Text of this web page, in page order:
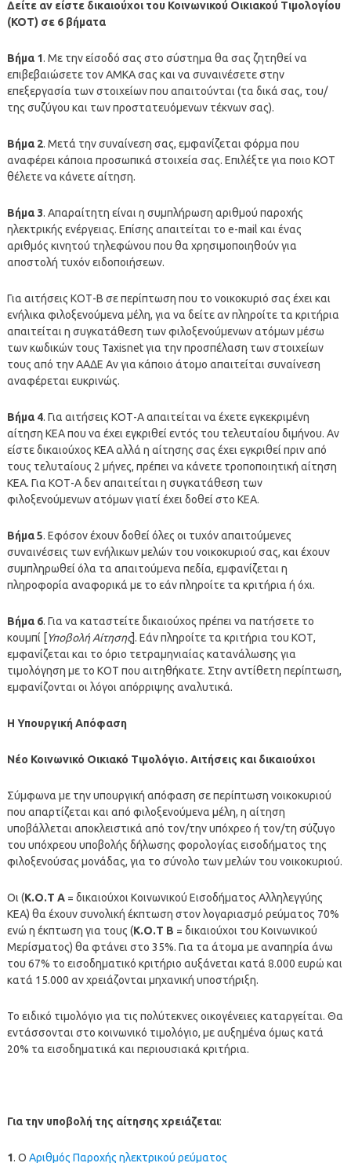
Δείτε αν είστε δικαιούχοι του Κοινωνικού Οικιακού Τιμολογίου
(ΚΟΤ) σε 6 βήματα
Βήμα 1. Με την είσοδό σας στο σύστημα θα σας ζητηθεί να
επιβεβαιώσετε τον ΑΜΚΑ σας και να συναινέσετε στην
επεξεργασία των στοιχείων που απαιτούνται (τα δικά σας, του/
της συζύγου και των προστατευόμενων τέκνων σας).
Βήμα 2. Μετά την συναίνεση σας, εμφανίζεται φόρμα που
αναφέρει κάποια προσωπικά στοιχεία σας. Επιλέξτε για ποιο ΚΟΤ
θέλετε να κάνετε αίτηση.
Βήμα 3. Απαραίτητη είναι η συμπλήρωση αριθμού παροχής
ηλεκτρικής ενέργειας. Επίσης απαιτείται το e-mail και ένας
αριθμός κινητού τηλεφώνου που θα χρησιμοποιηθούν για
αποστολή τυχόν ειδοποιήσεων.
Για αιτήσεις ΚΟΤ-Β σε περίπτωση που το νοικοκυριό σας έχει και
ενήλικα φιλοξενούμενα μέλη, για να δείτε αν πληροίτε τα κριτήρια
απαιτείται η συγκατάθεση των φιλοξενούμενων ατόμων μέσω
των κωδικών τους Taxisnet για την προσπέλαση των στοιχείων
τους από την ΑΑΔΕ Αν για κάποιο άτομο απαιτείται συναίνεση
αναφέρεται ευκρινώς.
Βήμα 4. Για αιτήσεις ΚΟΤ-Α απαιτείται να έχετε εγκεκριμένη
αίτηση ΚΕΑ που να έχει εγκριθεί εντός του τελευταίου διμήνου. Αν
είστε δικαιούχος ΚΕΑ αλλά η αίτησης σας έχει εγκριθεί πριν από
τους τελυταίους 2 μήνες, πρέπει να κάνετε τροποποιητική αίτηση
ΚΕΑ. Για ΚΟΤ-Α δεν απαιτείται η συγκατάθεση των
φιλοξενούμενων ατόμων γιατί έχει δοθεί στο ΚΕΑ.
Βήμα 5. Εφόσον έχουν δοθεί όλες οι τυχόν απαιτούμενες
συναινέσεις των ενήλικων μελών του νοικοκυριού σας, και έχουν
συμπληρωθεί όλα τα απαιτούμενα πεδία, εμφανίζεται η
πληροφορία αναφορικά με το εάν πληροίτε τα κριτήρια ή όχι.
Βήμα 6. Για να καταστείτε δικαιούχος πρέπει να πατήσετε το
κουμπί [Υποβολή Αίτησης]. Εάν πληροίτε τα κριτήρια του ΚΟΤ,
εμφανίζεται και το όριο τετραμηνιαίας κατανάλωσης για
τιμολόγηση με το ΚΟΤ που αιτηθήκατε. Στην αντίθετη περίπτωση,
εμφανίζονται οι λόγοι απόρριψης αναλυτικά.
Η Υπουργική Απόφαση
Νέο Κοινωνικό Οικιακό Τιμολόγιο. Αιτήσεις και δικαιούχοι
Σύμφωνα με την υπουργική απόφαση σε περίπτωση νοικοκυριού
που απαρτίζεται και από φιλοξενούμενα μέλη, η αίτηση
υποβάλλεται αποκλειστικά από τον/την υπόχρεο ή τον/τη σύζυγο
του υπόχρεου υποβολής δήλωσης φορολογίας εισοδήματος της
φιλοξενούσας μονάδας, για το σύνολο των μελών του νοικοκυριού.
Οι (Κ.Ο.Τ Α= δικαιούχοι Κοινωνικού Εισοδήματος Αλληλεγγύης
ΚΕΑ) θα έχουν συνολική έκπτωση στον λογαριασμό ρεύματος 70%
ενώ η έκπτωση για τους (Κ.Ο.Τ Β = δικαιούχοι του Κοινωνικού
Μερίσματος) θα φτάνει στο 35%. Για τα άτομα με αναπηρία άνω
του 67% το εισοδηματικό κριτήριο αυξάνεται κατά 8.000 ευρώ και
κατά 15.000 αν χρειάζονται μηχανική υποστήριξη.
Το ειδικό τιμολόγιο για τις πολύτεκνες οικογένειες καταργείται. Θα
εντάσσονται στο κοινωνικό τιμολόγιο, με αυξημένα όμως κατά
20% τα εισοδηματικά και περιουσιακά κριτήρια.
Για την υποβολή της αίτησης χρειάζεται:
1. Ο Αριθμός Παροχής ηλεκτρικού ρεύματος